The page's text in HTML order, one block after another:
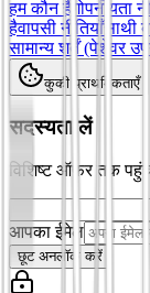
हम कौन हैं गोपनीयता
हैवापसी नीतियाँसाथी
सामान्य शर्तें (पेशेवर
कुकी प्राथमिकताएँ
सदस्यता लें
विशिष्ट ऑफ़र तक
आपका ईमेल
छूट अनलॉक करें